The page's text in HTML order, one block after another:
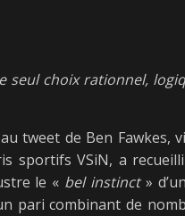
seul choix rationnel,
tweet de Ben Fawkes,
sportifs VSiN, a
le « bel instinct»
pari combinant de